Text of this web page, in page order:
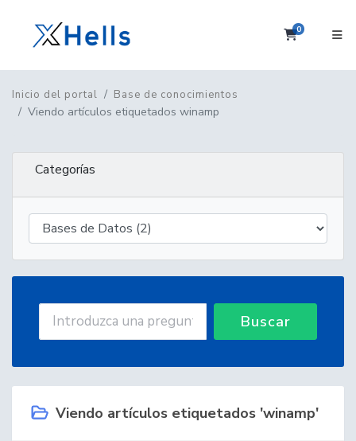
0Carrito
Inicio del portal Base de conocimientos
Viendo artículos etiquetados winamp
Categorías
Buscar
Viendo artículos etiquetados 'winamp'